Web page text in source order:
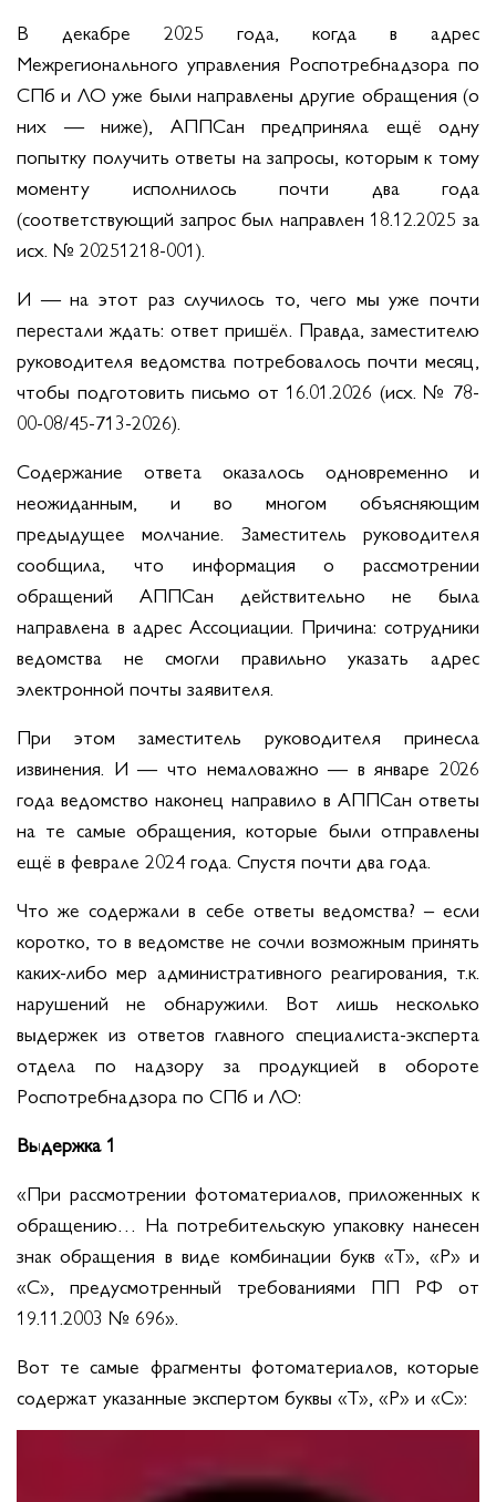
В декабре 2025 года, когда в адрес
Межрегионального управления Роспотребнадзора по
СПб и ЛО уже были направлены другие обращения (о
них — ниже), АППСан предприняла ещё одну
попытку получить ответы на запросы, которым к тому
моменту исполнилось почти два года
(соответствующий запрос был направлен 18.12.2025 за
исх. № 20251218-001).
И — на этот раз случилось то, чего мы уже почти
перестали ждать: ответ пришёл. Правда, заместителю
руководителя ведомства потребовалось почти месяц,
чтобы подготовить письмо от 16.01.2026 (исх. № 78-
00-08/45-713-2026).
Содержание ответа оказалось одновременно и
неожиданным, и во многом объясняющим
предыдущее молчание. Заместитель руководителя
сообщила, что информация о рассмотрении
обращений АППСан действительно не была
направлена в адрес Ассоциации. Причина: сотрудники
ведомства не смогли правильно указать адрес
электронной почты заявителя.
При этом заместитель руководителя принесла
извинения. И — что немаловажно — в январе 2026
года ведомство наконец направило в АППСан ответы
на те самые обращения, которые были отправлены
ещё в феврале 2024 года. Спустя почти два года.
Что же содержали в себе ответы ведомства? – если
коротко, то в ведомстве не сочли возможным принять
каких-либо мер административного реагирования, т.к.
нарушений не обнаружили. Вот лишь несколько
выдержек из ответов главного специалиста-эксперта
отдела по надзору за продукцией в обороте
Роспотребнадзора по СПб и ЛО:
Выдержка 1
«При рассмотрении фотоматериалов, приложенных к
обращению… На потребительскую упаковку нанесен
знак обращения в виде комбинации букв «Т», «Р» и
«С», предусмотренный требованиями ПП РФ от
19.11.2003 № 696».
Вот те самые фрагменты фотоматериалов, которые
содержат указанные экспертом буквы «Т», «Р» и «С»: